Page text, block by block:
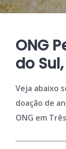
ONG
do
Veja abaixo
doação de
ONG em